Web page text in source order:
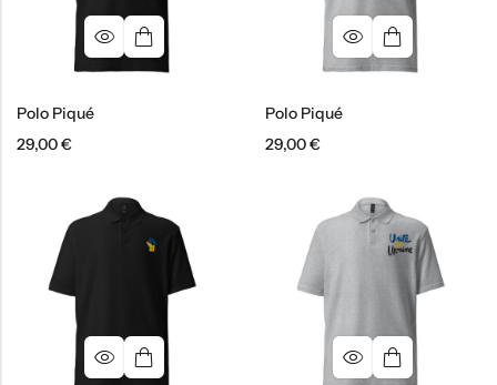
Polo Piqué
29,00€
Polo Piqué
29,00€